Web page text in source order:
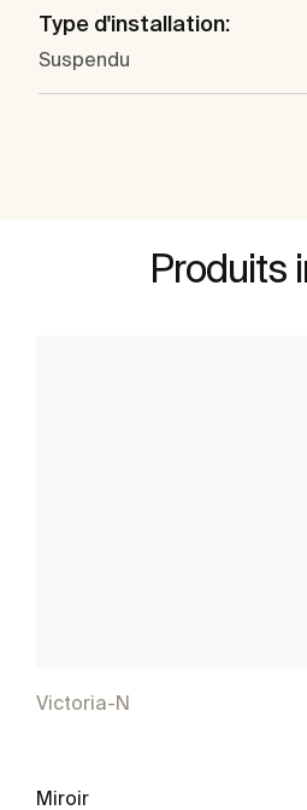
Type d'installation:
Suspendu
Produits
Victoria-N
Miroir